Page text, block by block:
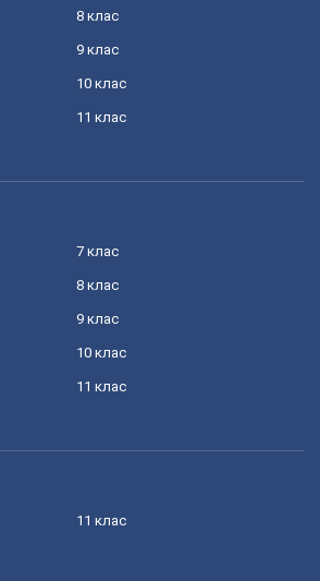
8 клас
9 клас
10 клас
11 клас
7 клас
8 клас
9 клас
10 клас
11 клас
11 клас